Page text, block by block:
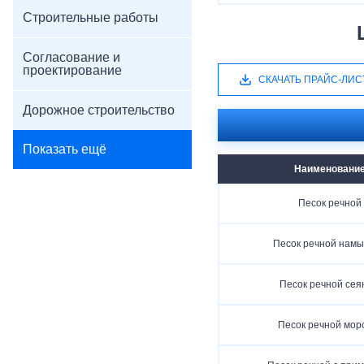
Строительные работы
Согласование и
проектирование
Дорожное строительство
Показать ещё
СКАЧАТЬ ПРАЙС-
Песок речной
Песок речной
Песок речной
Песок речной